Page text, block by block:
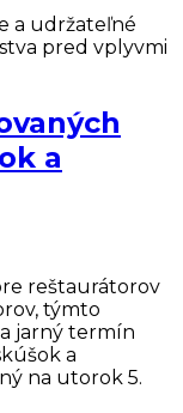
a udržateľné
pred vplyvmi
a
reštaurátorov
týmto
jarný termín
a
na utorok 5.